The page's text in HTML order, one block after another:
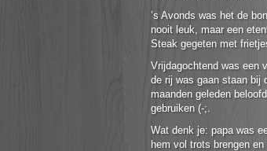
’s Avonds was het de
nooit leuk, maar een
Steak gegeten met
Vrijdagochtend was een
de rij was gaan staan bij
maanden geleden
gebruiken (-;.
Wat denk je: papa was
hem vol trots brengen